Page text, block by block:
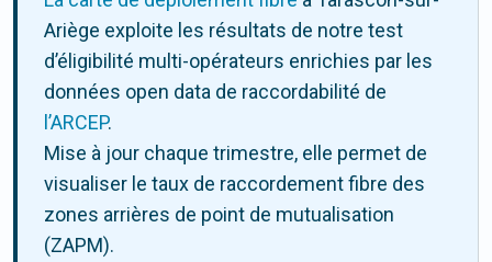
Ariège exploite les résultats de notre test
d’éligibilité multi-opérateurs enrichies par les
données open data de raccordabilité de
l’ARCEP.
Mise à jour chaque trimestre, elle permet de
visualiser le taux de raccordement fibre des
zones arrières de point de mutualisation
(ZAPM).